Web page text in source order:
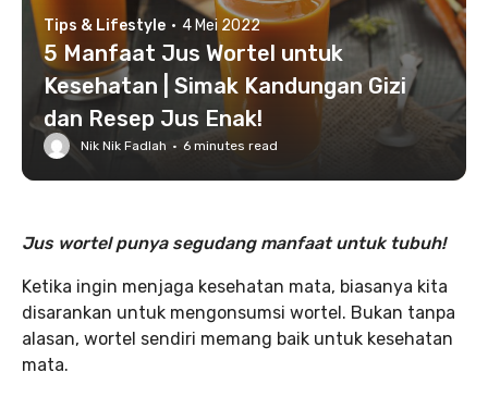
Tips & Lifestyle · 4 Mei 2022
5 Manfaat Jus Wortel untuk
Kesehatan | Simak Kandungan Gizi
dan Resep Jus Enak!
Nik Nik Fadlah · 6 minutes read
Jus wortel punya segudang manfaat untuk tubuh!
Ketika ingin menjaga kesehatan mata, biasanya kita
disarankan untuk mengonsumsi wortel. Bukan tanpa
alasan, wortel sendiri memang baik untuk kesehatan
mata.